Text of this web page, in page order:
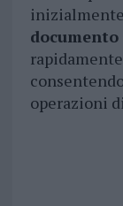
operazioni